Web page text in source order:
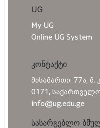
UG
My UG
Online UG System
კონტაქტი
მისამართი: 77ა, მ.
0171,
info@ug.edu.ge
სასარგებლო